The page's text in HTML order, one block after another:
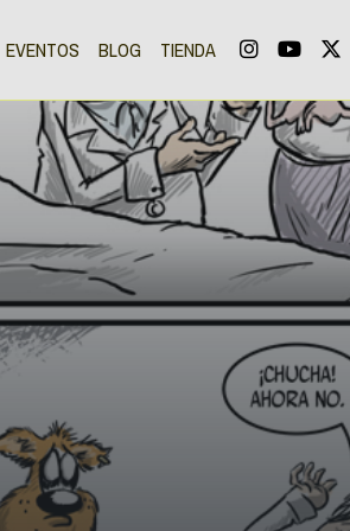
EVENTOS BLOG TIENDA